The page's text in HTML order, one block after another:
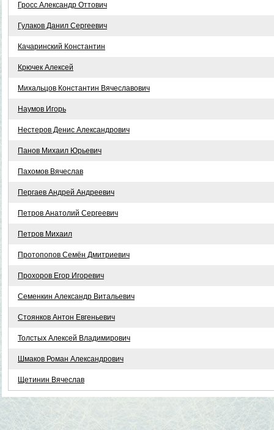
Гросс Александр Оттович
Гулаков Данил Сергеевич
Качаринский Константин
Крючек Алексей
Михальцов Константин Вячеславович
Наумов Игорь
Нестеров Денис Александрович
Панов Михаил Юрьевич
Пахомов Вячеслав
Пергаев Андрей Андреевич
Петров Анатолий Сергеевич
Петров Михаил
Протопопов Семён Дмитриевич
Прохоров Егор Игоревич
Семенкин Александр Витальевич
Стоянков Антон Евгеньевич
Толстых Алексей Владимирович
Шмаков Роман Александрович
Щетинин Вячеслав